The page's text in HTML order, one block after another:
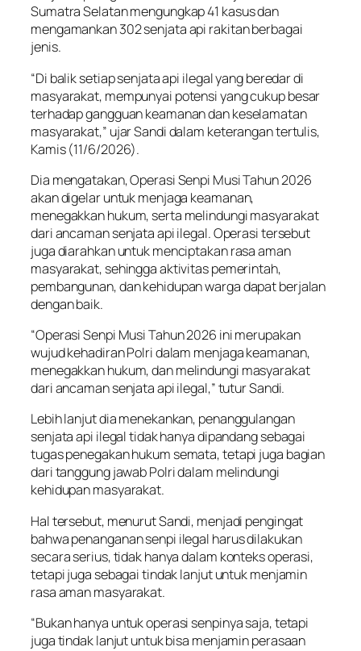
Sumatra Selatan mengungkap 41 kasus dan
mengamankan 302 senjata api rakitan berbagai
jenis.
“Di balik setiap senjata api ilegal yang beredar di
masyarakat, mempunyai potensi yang cukup besar
terhadap gangguan keamanan dan keselamatan
masyarakat,” ujar Sandi dalam keterangan tertulis,
Kamis (11/6/2026).
Dia mengatakan, Operasi Senpi Musi Tahun 2026
akan digelar untuk menjaga keamanan,
menegakkan hukum, serta melindungi masyarakat
dari ancaman senjata api ilegal. Operasi tersebut
juga diarahkan untuk menciptakan rasa aman
masyarakat, sehingga aktivitas pemerintah,
pembangunan, dan kehidupan warga dapat berjalan
dengan baik.
“Operasi Senpi Musi Tahun 2026 ini merupakan
wujud kehadiran Polri dalam menjaga keamanan,
menegakkan hukum, dan melindungi masyarakat
dari ancaman senjata api ilegal,” tutur Sandi.
Lebih lanjut dia menekankan, penanggulangan
senjata api ilegal tidak hanya dipandang sebagai
tugas penegakan hukum semata, tetapi juga bagian
dari tanggung jawab Polri dalam melindungi
kehidupan masyarakat.
Hal tersebut, menurut Sandi, menjadi pengingat
bahwa penanganan senpi ilegal harus dilakukan
secara serius, tidak hanya dalam konteks operasi,
tetapi juga sebagai tindak lanjut untuk menjamin
rasa aman masyarakat.
“Bukan hanya untuk operasi senpinya saja, tetapi
juga tindak lanjut untuk bisa menjamin perasaan